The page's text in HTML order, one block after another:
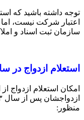
توجه داشته باشید که
اعتبار شرکت نیست،
سازمان ثبت اسناد و
استعلام ازدواج در
امکان استعلام ازدواج
منظور: